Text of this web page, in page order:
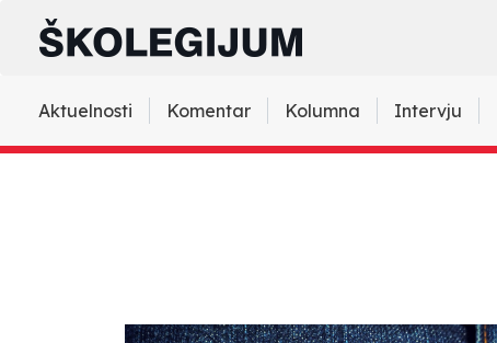
Aktuelnosti Komentar Kolumna Intervju